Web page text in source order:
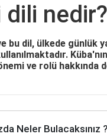
dili nedir?
bu dil, ülkede günlük
ve rolü hakkında
Neler Bulacaksınız ?